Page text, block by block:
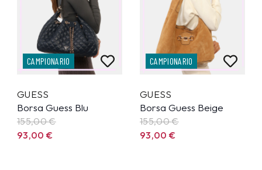
CAMPIONARIO
GUESS
Borsa Guess Blu
155,00€
93,00€
CAMPIONARIO
GUESS
Borsa Guess Beige
155,00€
93,00€